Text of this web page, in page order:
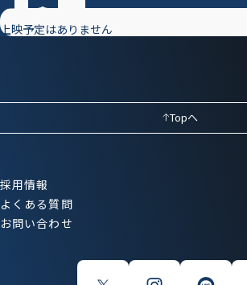
上映予定はありません
Topへ
採用情報
よくある質問
お問い合わせ